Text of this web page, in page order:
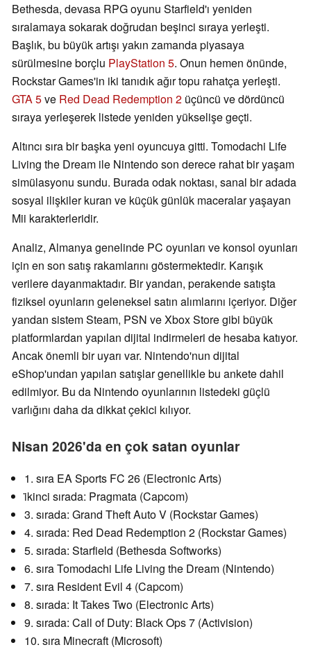
Bethesda, devasa RPG oyunu Starfield'ı yeniden
sıralamaya sokarak doğrudan beşinci sıraya yerleşti.
Başlık, bu büyük artışı yakın zamanda piyasaya
sürülmesine borçlu PlayStation 5. Onun hemen önünde,
Rockstar Games'in iki tanıdık ağır topu rahatça yerleşti.
GTA 5ve Red Dead Redemption 2 üçüncü ve dördüncü
sıraya yerleşerek listede yeniden yükselişe geçti.
Altıncı sıra bir başka yeni oyuncuya gitti. Tomodachi Life
Living the Dream ile Nintendo son derece rahat bir yaşam
simülasyonu sundu. Burada odak noktası, sanal bir adada
sosyal ilişkiler kuran ve küçük günlük maceralar yaşayan
Mii karakterleridir.
Analiz, Almanya genelinde PC oyunları ve konsol oyunları
için en son satış rakamlarını göstermektedir. Karışık
verilere dayanmaktadır. Bir yandan, perakende satışta
fiziksel oyunların geleneksel satın alımlarını içeriyor. Diğer
yandan sistem Steam, PSN ve Xbox Store gibi büyük
platformlardan yapılan dijital indirmeleri de hesaba katıyor.
Ancak önemli bir uyarı var. Nintendo'nun dijital
eShop'undan yapılan satışlar genellikle bu ankete dahil
edilmiyor. Bu da Nintendo oyunlarının listedeki güçlü
varlığını daha da dikkat çekici kılıyor.
Nisan 2026'da en çok satan oyunlar
1. sıra EA Sports FC 26 (Electronic Arts)
i̇kinci sırada: Pragmata (Capcom)
3. sırada: Grand Theft Auto V (Rockstar Games)
4. sırada: Red Dead Redemption 2 (Rockstar Games)
5. sırada: Starfield (Bethesda Softworks)
6. sıra Tomodachi Life Living the Dream (Nintendo)
7. sıra Resident Evil 4 (Capcom)
8. sırada: It Takes Two (Electronic Arts)
9. sırada: Call of Duty: Black Ops 7 (Activision)
10. sıra Minecraft (Microsoft)